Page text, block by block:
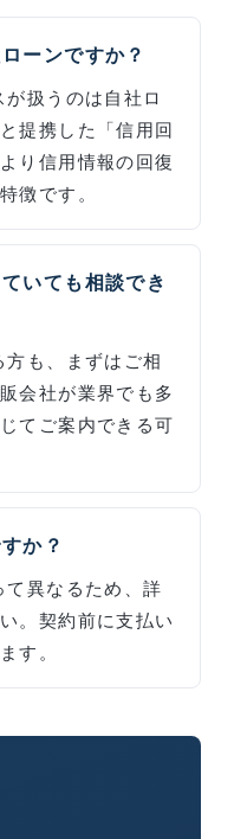
ーンですか？
扱うのは自社ロ
提携した「信用回
り信用情報の回復
徴です。
いても相談でき
も、まずはご相
会社が業界でも多
てご案内できる可
か？
異なるため、詳
。契約前に支払い
す。